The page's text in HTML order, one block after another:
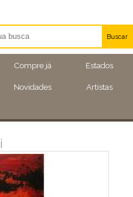
Compre já Estados
Novidades Artistas
Buscar
Artistas
Eventos